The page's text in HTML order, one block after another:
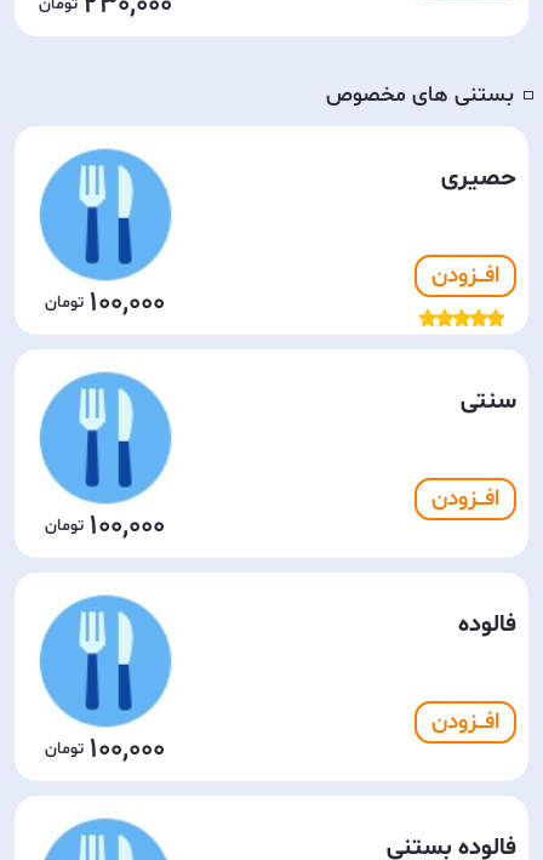
◽️ بستنی های مخصوص
حصیری
افـــزودن
100,000
سنتی
افـــزودن
100,000
فالوده
افـــزودن
100,000
فالوده بستنی